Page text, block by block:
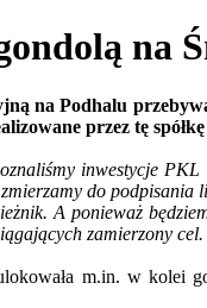
na
na Podhalu
przez tę
inwestycje
do podpisania
A ponieważ
zamierzony cel.
m.in. w kolei